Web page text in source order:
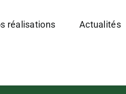
réalisations Actualités